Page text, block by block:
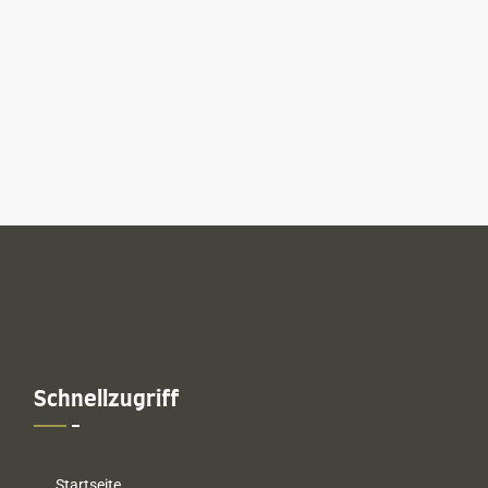
Schnellzugriff